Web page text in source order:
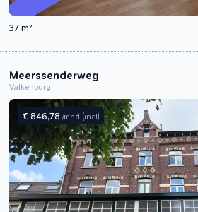
37 m²
Meerssenderweg
Valkenburg
€ 846,78 /mnd (incl)